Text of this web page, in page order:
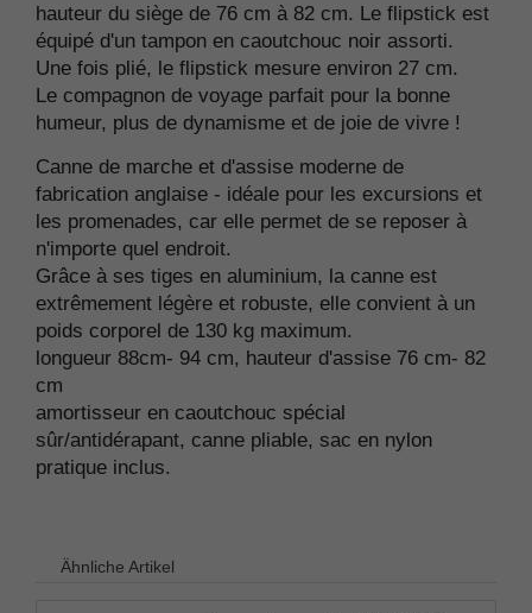
hauteur du siège de 76 cm à 82 cm. Le flipstick est
équipé d'un tampon en caoutchouc noir assorti.
Une fois plié, le flipstick mesure environ 27 cm.
Le compagnon de voyage parfait pour la bonne
humeur, plus de dynamisme et de joie de vivre !
Canne de marche et d'assise moderne de
fabrication anglaise - idéale pour les excursions et
les promenades, car elle permet de se reposer à
n'importe quel endroit.
Grâce à ses tiges en aluminium, la canne est
extrêmement légère et robuste, elle convient à un
poids corporel de 130 kg maximum.
longueur 88cm- 94 cm, hauteur d'assise 76 cm- 82
cm
amortisseur en caoutchouc spécial
sûr/antidérapant, canne pliable, sac en nylon
pratique inclus.
Ähnliche Artikel